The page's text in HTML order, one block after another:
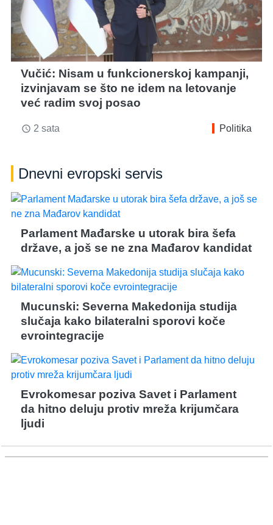
Vučić: Nisam u funkcionerskoj kampanji,
izvinjavam se što ne idem na letovanje
već radim svoj posao
access_time 2 sata Politika
Dnevni evropski servis
Parlament Mađarske u utorak bira šefa
države, a još se ne zna Mađarov kandidat
Mucunski: Severna Makedonija studija
slučaja kako bilateralni sporovi koče
evrointegracije
Evrokomesar poziva Savet i Parlament
da hitno deluju protiv mreža krijumčara
ljudi